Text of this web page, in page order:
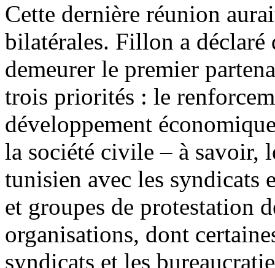
Cette dernière réunion
bilatérales. Fillon a déclaré
demeurer le premier
trois priorités : le
développement
la société civile – à savoir,
tunisien avec les syndicats
et groupes de protestation
organisations, dont
syndicats et les